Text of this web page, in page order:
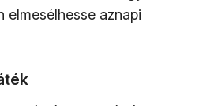
aznapi